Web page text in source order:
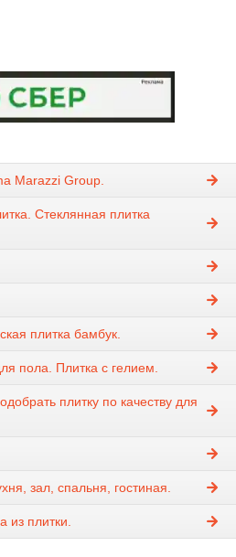
Marazzi Group.
Стеклянная плитка
плитка бамбук.
пола. Плитка с гелием.
плитку по качеству для
зал, спальня, гостиная.
из плитки.